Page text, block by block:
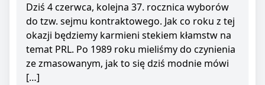
Dziś 4 czerwca, kolejna 37. rocznica wyborów
do tzw. sejmu kontraktowego. Jak co roku z tej
okazji będziemy karmieni stekiem kłamstw na
temat PRL. Po 1989 roku mieliśmy do czynienia
ze zmasowanym, jak to się dziś modnie mówi
[…]